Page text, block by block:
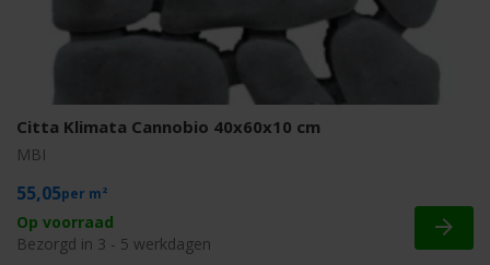
Citta Klimata Cannobio 40x60x10 cm
MBI
55,05 m²
Op voorraad
Bezorgd in 3 - 5 werkdagen